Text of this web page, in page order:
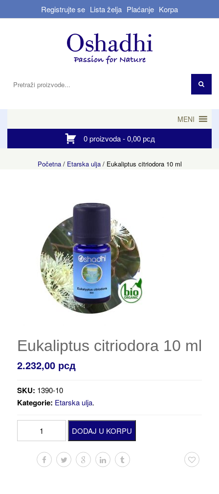
Registrujte se Lista želja Plaćanje Korpa
MENI
0 proizvoda -0,00 рсд
Početna/ Etarska ulja/ Eukaliptus citriodora 10 ml
Eukaliptus citriodora 10 ml
2.232,00 рсд
SKU: 1390-10
Kategorie: Etarska ulja.
citriodora
10
količina
DODAJ U KORPU